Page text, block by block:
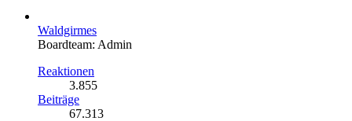
Waldgirmes
Boardteam: Admin
Reaktionen
3.855
Beiträge
67.313